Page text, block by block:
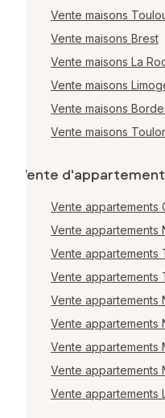
Vente maisons
Vente maisons Brest
Vente maisons La
Vente maisons
Vente maisons
Vente maisons
Vente
Vente appartements
Vente appartements
Vente appartements
Vente appartements
Vente appartements
Vente appartements
Vente appartements
Vente appartements
Vente appartements